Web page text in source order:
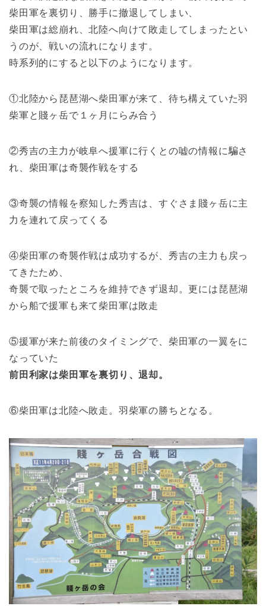
柴田軍を裏切り、勝手に撤退してしまい、
柴田軍は総崩れ、北陸へ向けて敗走してしまったとい
うのが、戦いの流れになります。
時系列的にすると以下のようになります。
①北陸から琵琶湖へ柴田軍が来て、待ち構えていた羽
柴軍と賤ヶ岳で１ヶ月にらみ合う
②秀吉の主力が岐阜へ援軍に行くとの嘘の情報に騙さ
れ、柴田軍は奇襲作戦をする
③奇襲の情報を察知した秀吉は、すぐさま賤ヶ岳に主
力を連れて戻ってくる
④柴田軍の奇襲作戦は成功するが、秀吉の主力も戻っ
てきたため、
奇襲で取ったところを維持できず退却。更には琵琶湖
から船で援軍も来て柴田軍は敗走
⑤援軍が来た前後のタイミングで、柴田軍の一翼をに
なっていた
前田利家は柴田軍を裏切り、退却。
⑥柴田軍は北陸へ敗走。羽柴軍の勝ちとなる。